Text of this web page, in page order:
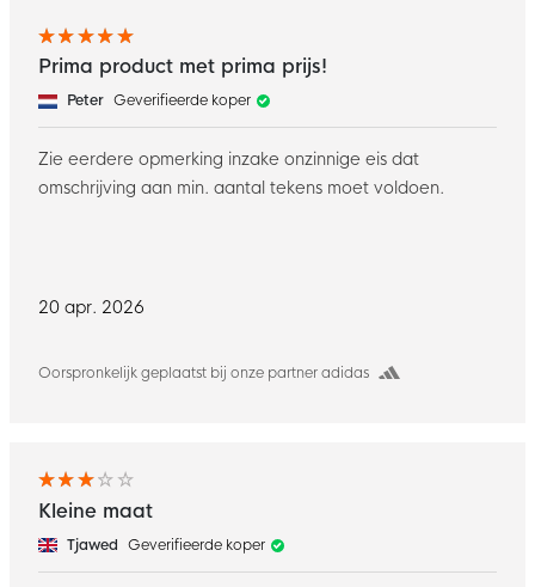
20 apr. 2026
Oorspronkelijk geplaatst bij onze partner adidas
Prima product met prima prijs!
Peter Geverifieerde koper
Zie eerdere opmerking inzake onzinnige eis dat
omschrijving aan min. aantal tekens moet voldoen.
Kleine maat
Tjawed Geverifieerde koper